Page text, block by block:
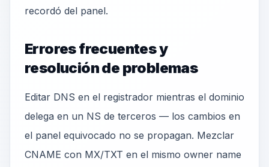
recordó del panel.
Errores frecuentes y
resolución de problemas
Editar DNS en el registrador mientras el dominio
delega en un NS de terceros — los cambios en
el panel equivocado no se propagan. Mezclar
CNAME con MX/TXT en el mismo owner name